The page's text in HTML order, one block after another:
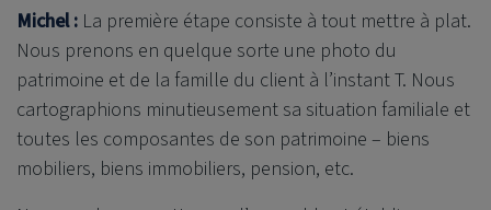
Michel : La première étape consiste à tout mettre à plat.
Nous prenons en quelque sorte une photo du
patrimoine et de la famille du client à l’instant T. Nous
cartographions minutieusement sa situation familiale et
toutes les composantes de son patrimoine – biens
mobiliers, biens immobiliers, pension, etc.